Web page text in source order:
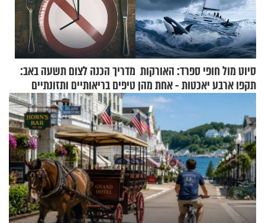
סיוט מול חופי ספרד: האורקות
תקפו ארבע יאכטות - אחת מהן
טבעה
מדריך הכנה לצום תשעה באב:
טיפים בריאותיים ותזונתיים
לשמירה על הגוף